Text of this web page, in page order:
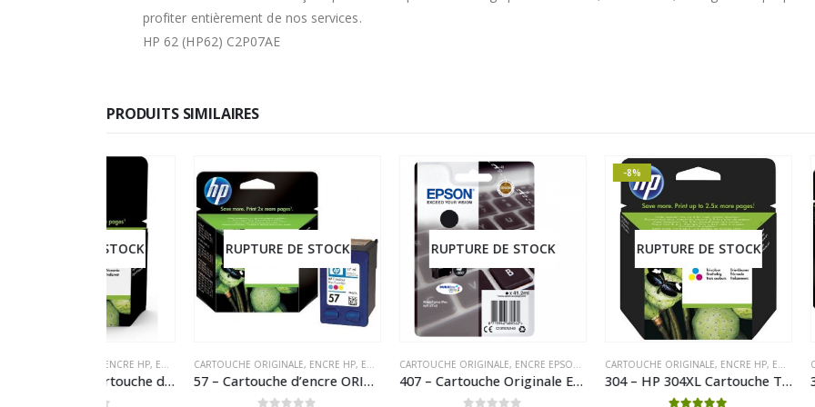
profiter entièrement de nos services.
HP 62 (HP62) C2P07AE
PRODUITS SIMILAIRES
RUPTURE DE STOCK
CARTOUCHE ORIGINALE,ENCRE HP,ENCRE HP ORIGINAL
57 – Cartouche d’encre ORIGINALE HP-57 (HP57) C6657A TRICOLOR
RUPTURE DE STOCK
CARTOUCHE ORIGINALE,ENCRE EPSON ,ENCRE EPSON ORIGINAL
407 – Cartouche Originale Epson 407 Noire (série clavier) C13T07U140
RUPTURE DE STOCK
CARTOUCHE ORIGINALE,ENCRE HP,ENCRE HP ORIGINAL
304 – HP 304XL Cartouche Trois couleurs (Cyan,Magenta,Jaune) originale grande capacité (N9K07AE)
CARTOUCHE